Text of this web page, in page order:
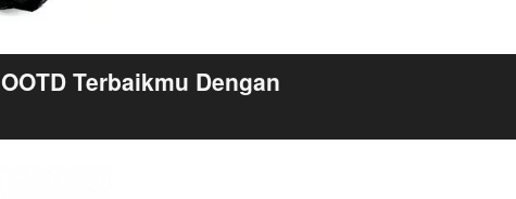
Terbaikmu Dengan